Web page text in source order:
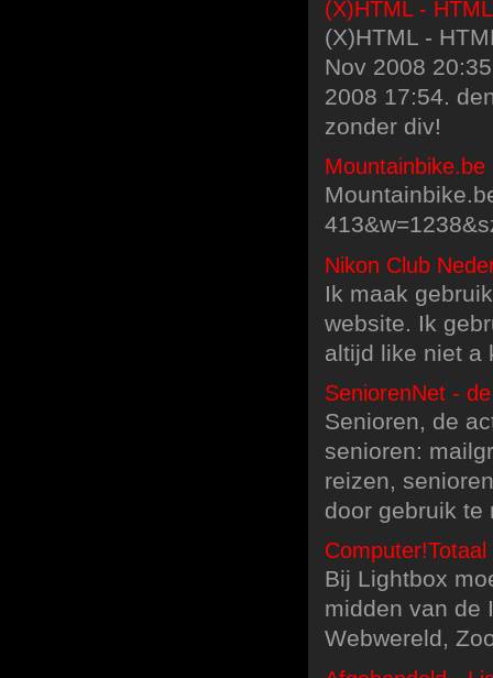
(X)HTML -
(X)HTML -
Nov 2008
2008 17:54.
zonder div!
Nikon Club
Ik maak
website. Ik
altijd like niet a
SeniorenNet -
Senioren, de
senioren:
reizen,
door gebruik te
Bij Lightbox
midden van de
Webwereld,